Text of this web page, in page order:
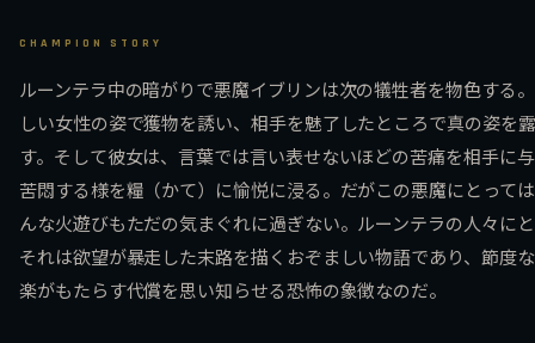
CHAMPION STORY
ルーンテラ中の暗がりで悪魔イブリンは次の犠牲者を物色する
しい女性の姿で獲物を誘い、相手を魅了したところで真の姿を
す。そして彼女は、言葉では言い表せないほどの苦痛を相手に
苦悶する様を糧（かて）に愉悦に浸る。だがこの悪魔にとって
んな火遊びもただの気まぐれに過ぎない。ルーンテラの人々に
それは欲望が暴走した末路を描くおぞましい物語であり、節度
楽がもたらす代償を思い知らせる恐怖の象徴なのだ。